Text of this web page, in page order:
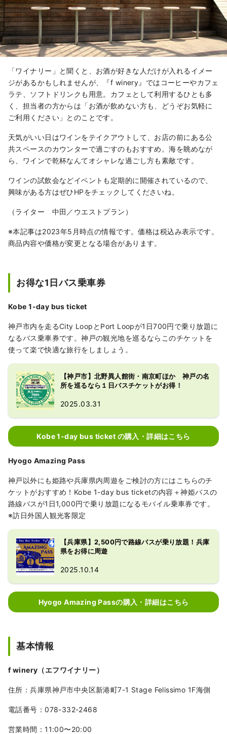
「ワイナリー」と聞くと、お酒が好きな人だけが入れるイメー
ジがあるかもしれませんが、『f winery』ではコーヒーやカフェ
ラテ、ソフトドリンクも用意。カフェとして利用するひとも多
く、担当者の方からは「お酒が飲めない方も、どうぞお気軽に
ご利用ください」とのことです。
天気がいい日はワインをテイクアウトして、お店の前にある公
共スペースのカウンターで過ごすのもおすすめ。海を眺めなが
ら、ワインで乾杯なんてオシャレな過ごし方も素敵です。
ワインの試飲会などイベントも定期的に開催されているので、
興味がある方はぜひHPをチェックしてくださいね。
（ライター 中田／ウエストプラン）
※本記事は2023年5月時点の情報です。価格は税込み表示です。
商品内容や価格が変更となる場合があります。
お得な1日バス乗車券
Kobe 1-day bus ticket
神戸市内を走るCity LoopとPort Loopが1日700円で乗り放題に
なるバス乗車券です。神戸の観光地を巡るならこのチケットを
使って楽で快適な旅行をしましょう。
【神戸市】北野異人館街・南京町ほか 神戸の名
所を巡るなら１日バスチケットがお得！
2025.03.31
Kobe 1-day bus ticket の購入・詳細はこちら
Hyogo Amazing Pass
神戸以外にも姫路や兵庫県内周遊をご検討の方にはこちらのチ
ケットがおすすめ！Kobe 1-day bus ticketの内容＋神姫バスの
路線バスが1日1,000円で乗り放題になるモバイル乗車券です。
※訪日外国人観光客限定
【兵庫県】2,500円で路線バスが乗り放題！兵庫
県をお得に周遊
2025.10.14
Hyogo Amazing Passの購入・詳細はこちら
基本情報
f winery（エフワイナリー）
住所：兵庫県神戸市中央区新港町7-1 Stage Felissimo 1F海側
電話番号：078-332-2468
営業時間：11:00〜20:00